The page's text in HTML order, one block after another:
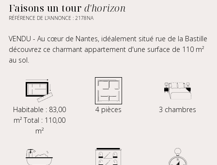
Faisons un tour d'horizon
RÉFÉRENCE DE L’ANNONCE : 2178NA
VENDU - Au cœur de Nantes, idéalement situé rue de la Bastille
découvrez ce charmant appartement d'une surface de 110 m²
au sol.
Habitable : 83,00
m² Total : 110,00
m²
4 pièces 3 chambres